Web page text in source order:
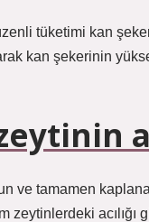
tüketimi kan
kan şekerinin
ve tamamen
zeytinlerdeki acılığı